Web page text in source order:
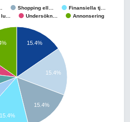
Shopping ell…
Finansiella tj…
Undersökn… Annonsering
15.4%
15.4%
15.4%
15.4%